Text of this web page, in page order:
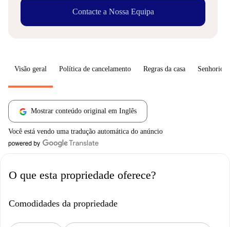
Contacte a Nossa Equipa
Visão geral Política de cancelamento Regras da casa Senhorio
Mostrar conteúdo original em Inglês
Você está vendo uma tradução automática do anúncio
O que esta propriedade oferece?
Comodidades da propriedade